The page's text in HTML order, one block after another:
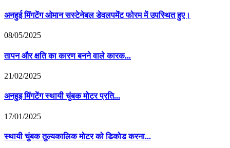
अनहुई मिंगटेंग ओमान सस्टेनेबल डेवलपमेंट फोरम में उपस्थित हुए।
08/05/2025
तापन और क्षति का कारण बनने वाले कारक...
21/02/2025
अनहुइ मिंगटेंग स्थायी चुंबक मोटर प्रति...
17/01/2025
स्थायी चुंबक तुल्यकालिक मोटर को डिकोड करना...